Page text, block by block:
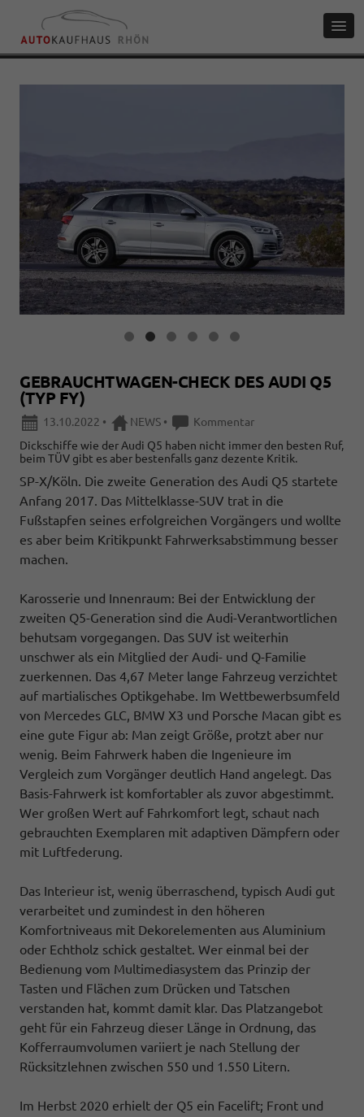
GEBRAUCHTWAGEN-CHECK DES AUDI Q5
(TYP FY)
13.10.2022 • NEWS •
Kommentar
Dickschiffe wie der Audi Q5 haben nicht immer den besten Ruf,
beim TÜV gibt es aber bestenfalls ganz dezente Kritik.
SP-X/Köln. Die zweite Generation des Audi Q5 startete
Anfang 2017. Das Mittelklasse-SUV trat in die
Fußstapfen seines erfolgreichen Vorgängers und wollte
es aber beim Kritikpunkt Fahrwerksabstimmung besser
machen.
Karosserie und Innenraum: Bei der Entwicklung der
zweiten Q5-Generation sind die Audi-Verantwortlichen
behutsam vorgegangen. Das SUV ist weiterhin
unschwer als ein Mitglied der Audi- und Q-Familie
zuerkennen. Das 4,67 Meter lange Fahrzeug verzichtet
auf martialisches Optikgehabe. Im Wettbewerbsumfeld
von Mercedes GLC, BMW X3 und Porsche Macan gibt es
eine gute Figur ab: Man zeigt Größe, protzt aber nur
wenig. Beim Fahrwerk haben die Ingenieure im
Vergleich zum Vorgänger deutlich Hand angelegt. Das
Basis-Fahrwerk ist komfortabler als zuvor abgestimmt.
Wer großen Wert auf Fahrkomfort legt, schaut nach
gebrauchten Exemplaren mit adaptiven Dämpfern oder
mit Luftfederung.
Das Interieur ist, wenig überraschend, typisch Audi gut
verarbeitet und zumindest in den höheren
Komfortniveaus mit Dekorelementen aus Aluminium
oder Echtholz schick gestaltet. Wer einmal bei der
Bedienung vom Multimediasystem das Prinzip der
Tasten und Flächen zum Drücken und Tatschen
verstanden hat, kommt damit klar. Das Platzangebot
geht für ein Fahrzeug dieser Länge in Ordnung, das
Kofferraumvolumen variiert je nach Stellung der
Rücksitzlehnen zwischen 550 und 1.550 Litern.
Im Herbst 2020 erhielt der Q5 ein Facelift; Front und